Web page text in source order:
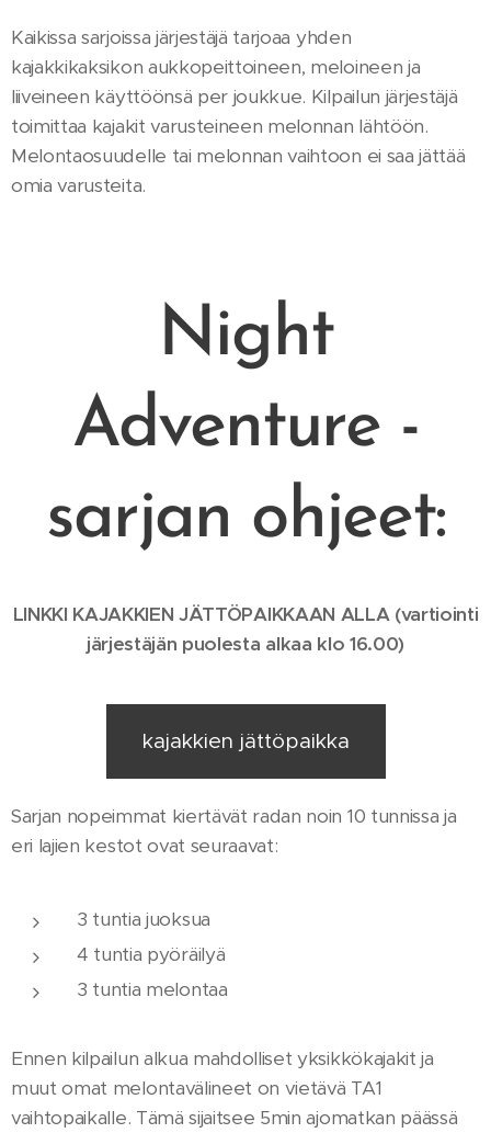
Kaikissa sarjoissa järjestäjä tarjoaa yhden
kajakkikaksikon aukkopeittoineen, meloineen ja
liiveineen käyttöönsä per joukkue. Kilpailun järjestäjä
toimittaa kajakit varusteineen melonnan lähtöön.
Melontaosuudelle tai melonnan vaihtoon ei saa jättää
omia varusteita.
Night
Adventure -
sarjan ohjeet:
LINKKI KAJAKKIEN JÄTTÖPAIKKAAN ALLA (vartiointi
järjestäjän puolesta alkaa klo 16.00)
kajakkien jättöpaikka
Sarjan nopeimmat kiertävät radan noin 10 tunnissa ja
eri lajien kestot ovat seuraavat:
3 tuntia juoksua
4 tuntia pyöräilyä
3 tuntia melontaa
Ennen kilpailun alkua mahdolliset yksikkökajakit ja
muut omat melontavälineet on vietävä TA1
vaihtopaikalle. Tämä sijaitsee 5min ajomatkan päässä